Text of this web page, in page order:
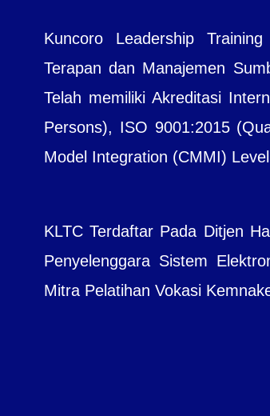
Kuncoro Leadership
Terapan dan Manajemen
Telah memiliki Akreditasi
Persons), ISO 9001:2015
Model Integration (CMMI)
KLTC Terdaftar Pada Ditjen
Penyelenggara Sistem
Mitra Pelatihan Vokasi